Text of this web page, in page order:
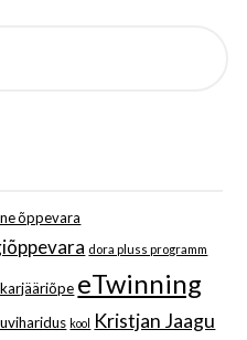
õppevara
dora pluss programm
eTwinning
kool Kristjan Jaagu